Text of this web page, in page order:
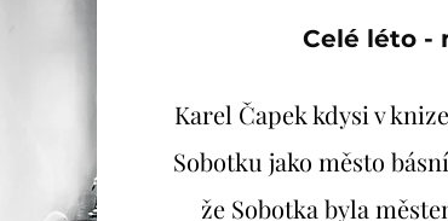
Celé léto -
Karel Čapek kdysi v
Sobotku jako město
že Sobotka byla